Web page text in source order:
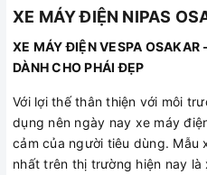
XE MÁY ĐIỆN NIPAS
XE MÁY ĐIỆN VESPA OSAKAR
DÀNH CHO PHÁI ĐẸP
Với lợi thế thân thiện với môi
dụng nên ngày nay xe máy
cảm của người tiêu dùng. Mẫu
nhất trên thị trường hiện nay là